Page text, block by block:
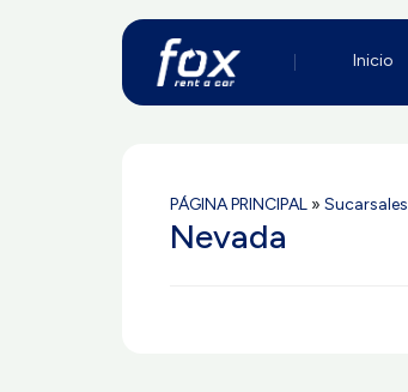
Inicio
PÁGINA PRINCIPAL » Sucarsales
Nevada